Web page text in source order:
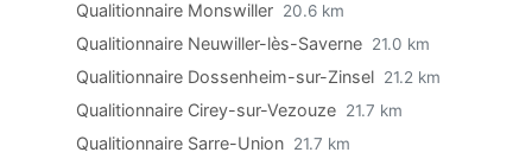
Qualitionnaire Monswiller 20.6 km
Qualitionnaire Neuwiller-lès-Saverne 21.0 km
Qualitionnaire Dossenheim-sur-Zinsel 21.2 km
Qualitionnaire Cirey-sur-Vezouze 21.7 km
Qualitionnaire Sarre-Union 21.7 km